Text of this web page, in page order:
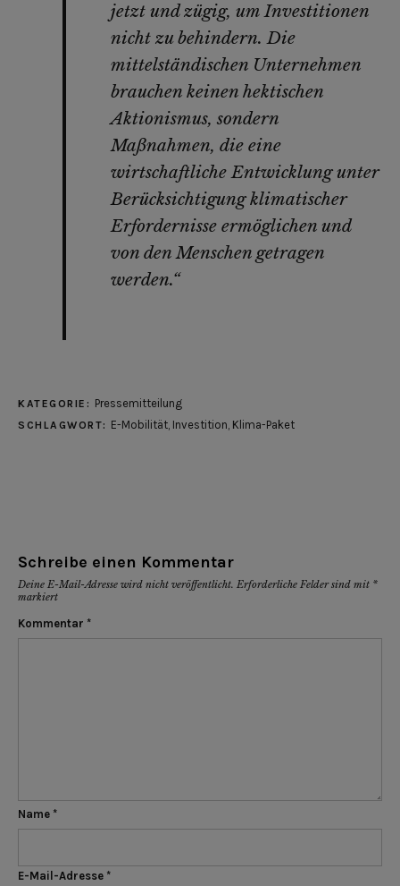
jetzt und zügig, um Investitionen
nicht zu behindern. Die
mittelständischen Unternehmen
brauchen keinen hektischen
Aktionismus, sondern
Maßnahmen, die eine
wirtschaftliche Entwicklung unter
Berücksichtigung klimatischer
Erfordernisse ermöglichen und
von den Menschen getragen
werden.“
KATEGORIE: Pressemitteilung
SCHLAGWORT: E-Mobilität, Investition, Klima-Paket
Schreibe einen Kommentar
Deine E-Mail-Adresse wird nicht veröffentlicht. Erforderliche Felder sind mit *
markiert
Kommentar *
Name *
E-Mail-Adresse *